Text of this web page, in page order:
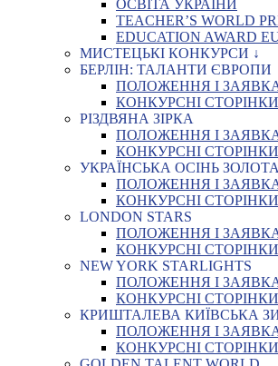
ОСВІТА УКРАЇНИ
TEACHER’S WORLD
EDUCATION AWARD
МИСТЕЦЬКІ КОНКУРСИ ↓
БЕРЛІН: ТАЛАНТИ ЄВРОПИ
ПОЛОЖЕННЯ І
КОНКУРСНІ СТОРІНКИ
РІЗДВЯНА ЗІРКА
ПОЛОЖЕННЯ І
КОНКУРСНІ СТОРІНКИ
УКРАЇНСЬКА ОСІНЬ ЗОЛОТА
ПОЛОЖЕННЯ І
КОНКУРСНІ СТОРІНКИ
LONDON STARS
ПОЛОЖЕННЯ І
КОНКУРСНІ СТОРІНКИ
NEW YORK STARLIGHTS
ПОЛОЖЕННЯ І
КОНКУРСНІ СТОРІНКИ
КРИШТАЛЕВА КИЇВСЬКА
ПОЛОЖЕННЯ І
КОНКУРСНІ СТОРІНКИ